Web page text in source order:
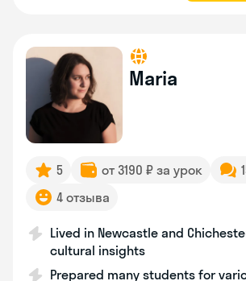
Maria
5 от 3190 ₽ за урок
4 отзыва
Lived in Newcastle and
cultural insights
Prepared many students for